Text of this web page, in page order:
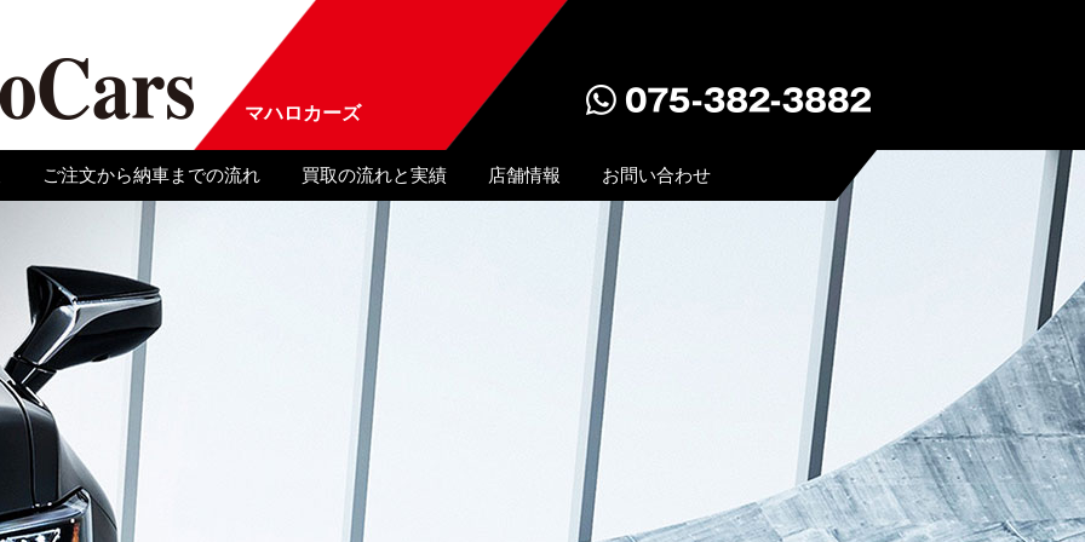
マハロカーズ
ご注文から納車までの流れ 買取の流れと実績 店舗情報 お問い合わせ